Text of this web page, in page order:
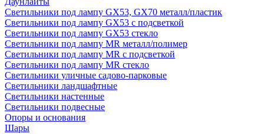
Светильники под лампу GX53, GX70 металл/пластик
Светильники под лампу GX53 с подсветкой
Светильники под лампу GX53 стекло
Светильники под лампу MR металл/полимер
Светильники под лампу MR с подсветкой
Светильники под лампу MR стекло
Светильники уличные садово-парковые
Светильники ландшафтные
Светильники настенные
Светильники подвесные
Опоры и основания
Шары